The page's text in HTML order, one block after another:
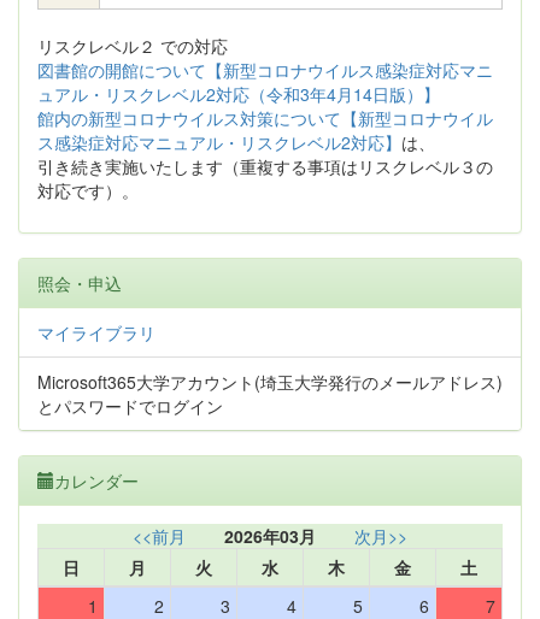
リスクレベル２ での対応
図書館の開館について【新型コロナウイルス感染症対応マニ
ュアル・リスクレベル2対応（令和3年4月14日版）】
館内の新型コロナウイルス対策について【新型コロナウイル
ス感染症対応マニュアル・リスクレベル2対応】 は、
引き続き実施いたします（重複する事項はリスクレベル３の
対応です）。
照会・申込
マイライブラリ
Microsoft365大学アカウント(埼玉大学発行のメールアドレス)
とパスワードでログイン
カレンダー
<<前月 2026年03月
次月>>
日
月 火 水 木 金
土
1
2 3 4 5 6
7